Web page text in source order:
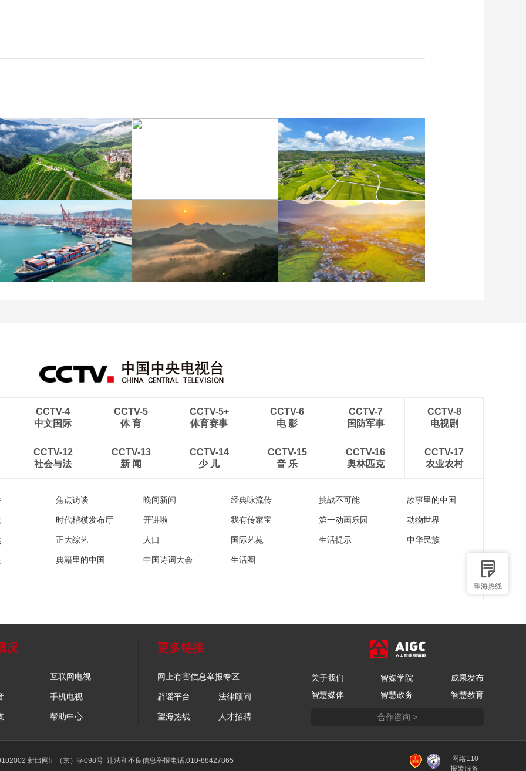
望海热线
期出游 乐享美好时光
江苏泗洪：洪泽湖湿地白
鹭嬉戏
重庆梁平：优质水稻丰收
在望
CCTV-4
中文国际
CCTV-5
体 育
CCTV-5+
体育赛事
CCTV-6
电 影
CCTV-7
国防军事
CCTV-8
电视剧
CCTV-12
社会与法
CCTV-13
新 闻
CCTV-14
少 儿
CCTV-15
音 乐
CCTV-16
奥林匹克
CCTV-17
农业农村
焦点访谈 晚间新闻 经典咏流传 挑战不可能 故事里的中国
时代楷模发布厅 开讲啦 我有传家宝 第一动画乐园 动物世界
正大综艺 人口 国际艺苑 生活提示 中华民族
典籍里的中国 中国诗词大会 生活圈
况
互联网电视
手机电视
帮助中心
更多链接
网上有害信息举报专区
辟谣平台 法律顾问
望海热线 人才招聘
关于我们 智媒学院
成果发布
智慧媒体
智慧政务 智慧教育
合作咨询 >
新出网证（京）字098号 违法和不良信息举报电话:010-88427865
网络110
报警服务